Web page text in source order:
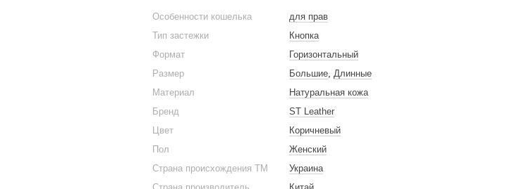
Особенности кошелька
для прав
Тип застежки
Кнопка
Формат
Горизонтальный
Размер
Большие,Длинные
Материал
Натуральная кожа
Бренд
ST Leather
Цвет
Коричневый
Пол
Женский
Страна происхождения ТМ
Украина